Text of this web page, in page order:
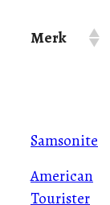
Merk
Merk
Samsonite
American
Tourister